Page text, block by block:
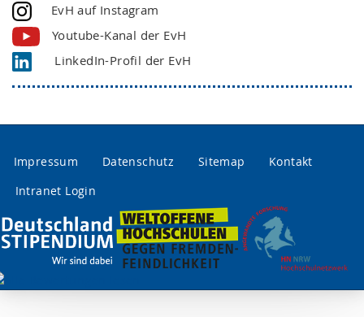
EvH auf Instagram
Youtube-Kanal der EvH
LinkedIn-Profil der EvH
Impressum Datenschutz Sitemap
Kontakt
Intranet Login